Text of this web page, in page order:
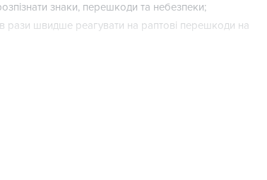
знаки, перешкоди та небезпеки;
рази швидше реагувати на раптові перешкоди на